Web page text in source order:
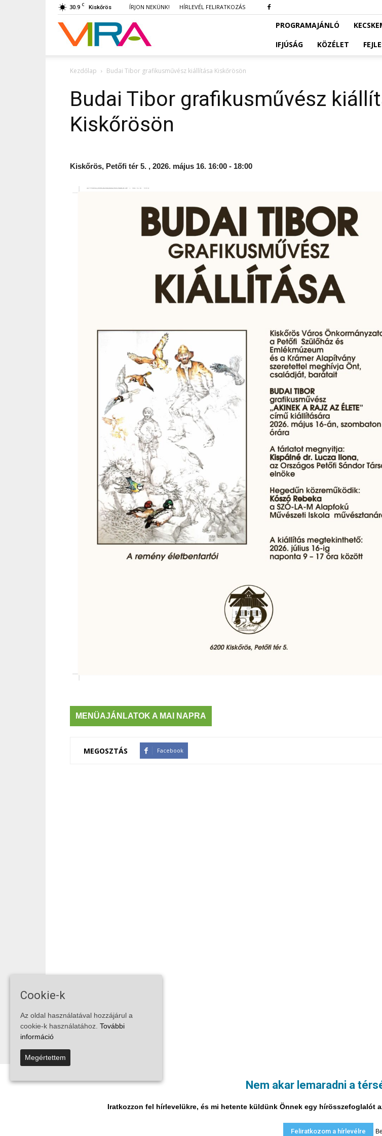
Nem akar lemaradni a
Iratkozzon fel hírlevelükre, és mi hetente küldünk Önnek egy hírösszefoglalót
Feliratkozom a hírlevélre
30.9 C Kiskőrös ÍRJON NEKÜNK! HÍRLEVÉL FELIRATKOZÁS
VIRA PROGRAMAJÁNLÓ
IFJÚSÁG
KÖZÉLET
Kezdőlap Budai Tibor grafikusművész kiállítása Kiskőrösön
Budai Tibor grafikusművész
Kiskőrösön
Kiskőrös, Petőfi tér 5. , 2026. május 16. 16:00 - 18:00
MENÜAJÁNLATOK A MAI NAPRA
MEGOSZTÁS Facebook
Cookie-k
Az oldal használatával hozzájárul a
cookie-k használatához. További
információ
Megértettem